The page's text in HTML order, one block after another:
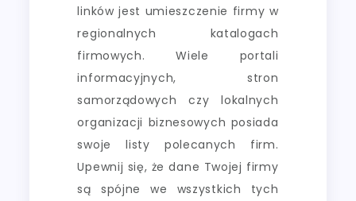
linków jest umieszczenie firmy w
regionalnych katalogach
firmowych. Wiele portali
informacyjnych, stron
samorządowych czy lokalnych
organizacji biznesowych posiada
swoje listy polecanych firm.
Upewnij się, że dane Twojej firmy
są spójne we wszystkich tych